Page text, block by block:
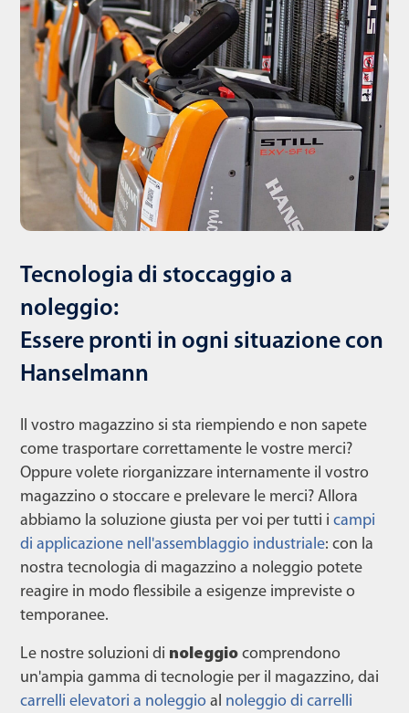
Tecnologia di stoccaggio a
noleggio:
Essere pronti in ogni situazione con
Hanselmann
Il vostro magazzino si sta riempiendo e non sapete
come trasportare correttamente le vostre merci?
Oppure volete riorganizzare internamente il vostro
magazzino o stoccare e prelevare le merci? Allora
abbiamo la soluzione giusta per voi per tutti i campi
di applicazione nell'assemblaggio industriale: con la
nostra tecnologia di magazzino a noleggio potete
reagire in modo flessibile a esigenze impreviste o
temporanee.
Le nostre soluzioni di noleggio comprendono
un'ampia gamma di tecnologie per il magazzino, dai
carrelli elevatori a noleggio al noleggio di carrelli